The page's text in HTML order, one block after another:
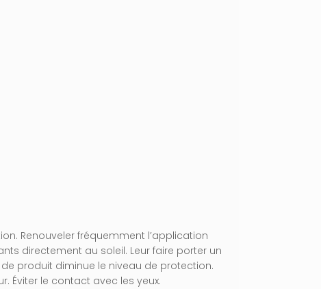
Renouveler fréquemment l’application
directement au soleil. Leur faire porter un
de produit diminue le niveau de protection.
Éviter le contact avec les yeux.